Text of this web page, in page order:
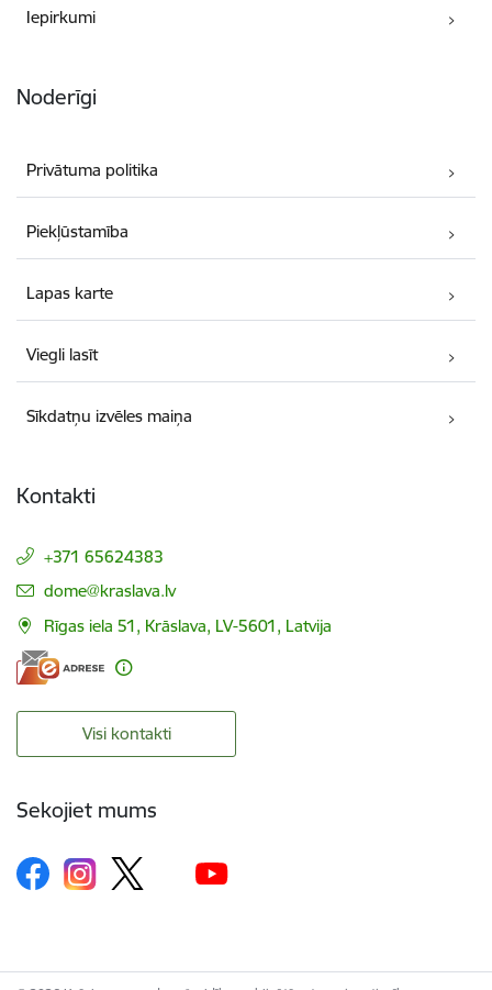
Iepirkumi
Noderīgi
Privātuma politika
Piekļūstamība
Lapas karte
Viegli lasīt
Sīkdatņu izvēles maiņa
Kontakti
+371 65624383
E-pasts:
dome@kraslava.lv
Rīgas iela 51, Krāslava, LV-5601, Latvija
Visi kontakti
Sekojiet mums